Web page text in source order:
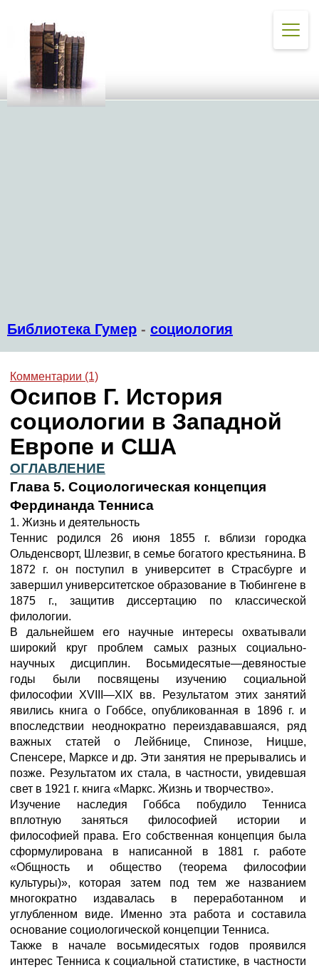
Библиотека Гумер - социология
Комментарии (1)
Осипов Г. История
социологии в Западной
Европе и США
ОГЛАВЛЕНИЕ
Глава 5. Социологическая концепция
Фердинанда Тенниса
1. Жизнь и деятельность
Теннис родился 26 июня 1855 г. вблизи городка
Ольденсворт, Шлезвиг, в семье богатого крестьянина. В
1872 г. он поступил в университет в Страсбурге и
завершил университетское образование в Тюбингене в
1875 г., защитив диссертацию по классической
филологии.
В дальнейшем его научные интересы охватывали
широкий круг проблем самых разных социально-
научных дисциплин. Восьмидесятые—девяностые
годы были посвящены изучению социальной
философии XVIII—XIX вв. Результатом этих занятий
явились книга о Гоббсе, опубликованная в 1896 г. и
впоследствии неоднократно переиздававшаяся, ряд
важных статей о Лейбнице, Спинозе, Ницше,
Спенсере, Марксе и др. Эти занятия не прерывались и
позже. Результатом их стала, в частности, увидевшая
свет в 1921 г. книга «Маркс. Жизнь и творчество».
Изучение наследия Гоббса побудило Тенниса
вплотную заняться философией истории и
философией права. Его собственная концепция была
сформулирована в написанной в 1881 г. работе
«Общность и общество (теорема философии
культуры)», которая затем под тем же названием
многократно издавалась в переработанном и
углубленном виде. Именно эта работа и составила
основание социологической концепции Тенниса.
Также в начале восьмидесятых годов проявился
интерес Тенниса к социальной статистике, в частности